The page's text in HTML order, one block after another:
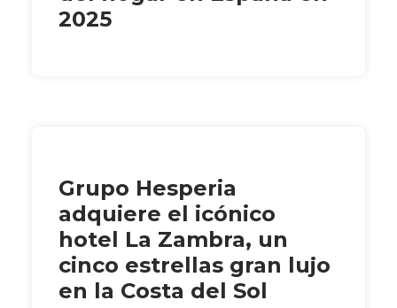
2025
Grupo Hesperia
adquiere el icónico
hotel La Zambra, un
cinco estrellas gran lujo
en la Costa del Sol